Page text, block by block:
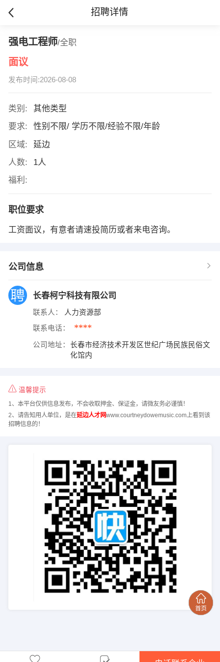
招聘详情
强电工程师/全职
面议
发布时间:2026-08-08
类别:
其他类型
要求:
性别不限/ 学历不限/经验不限/年龄
区域:
延边
人数:
1人
福利:
职位要求
工资面议，有意者请速投简历或者来电咨询。
公司信息
长春柯宁科技有限公司
联系人： 人力资源部
联系电话： ****
公司地址：
长春市经济技术开发区世纪广场民族民俗文
化馆内
温馨提示
1、本平台仅供信息发布，不会收取押金、保证金，请微友务必谨慎！
2、请告知用人单位，是在延边人才网www.courtneydowemusic.com上看到该
招聘信息的！